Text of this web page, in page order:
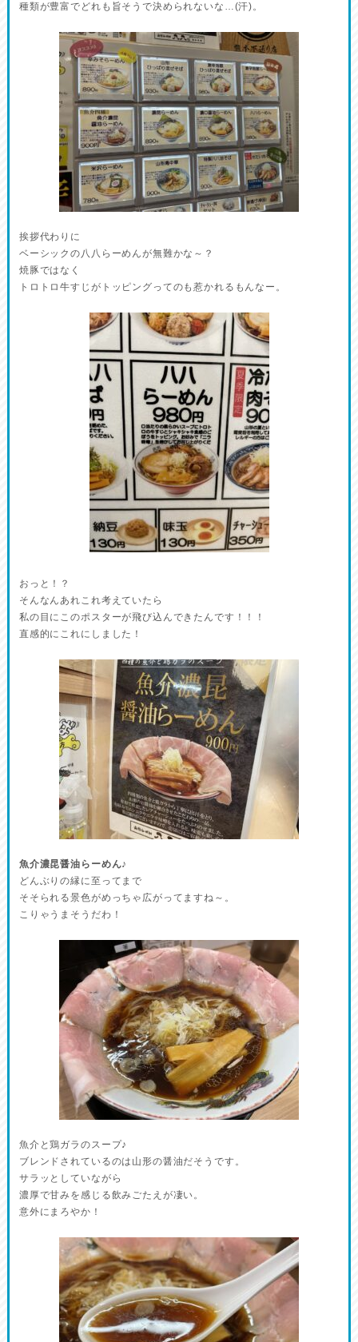
種類が豊富でどれも旨そうで決められないな…(汗)。
挨拶代わりに
ベーシックの八八らーめんが無難かな～？
焼豚ではなく
トロトロ牛すじがトッピングってのも惹かれるもんなー。
おっと！？
そんなんあれこれ考えていたら
私の目にこのポスターが飛び込んできたんです！！！
直感的にこれにしました！
魚介濃昆醤油らーめん♪
どんぶりの縁に至ってまで
そそられる景色がめっちゃ広がってますね～。
こりゃうまそうだわ！
魚介と鶏ガラのスープ♪
ブレンドされているのは山形の醤油だそうです。
サラッとしていながら
濃厚で甘みを感じる飲みごたえが凄い。
意外にまろやか！